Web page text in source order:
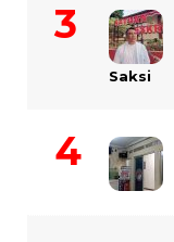
Saksi